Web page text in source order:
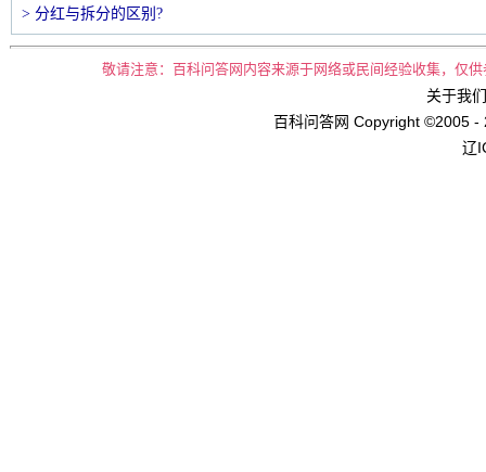
> 分红与拆分的区别?
敬请注意：百科问答网内容来源于网络或民间经验收集，仅
关于我
百科问答网 Copyright ©2005 -
辽